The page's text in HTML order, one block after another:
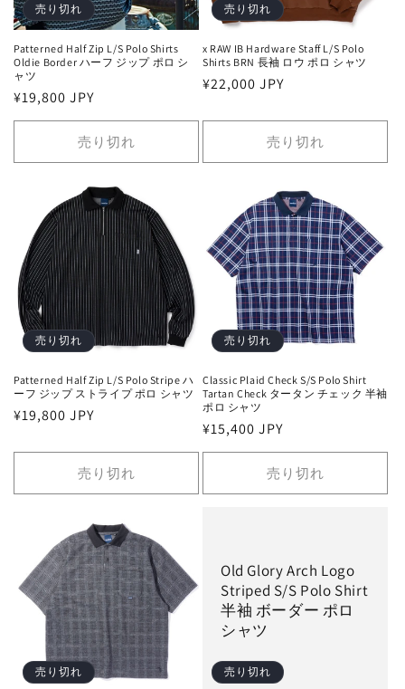
売り切れ
Patterned Half Zip L/S Polo Shirts
Oldie Border ハーフ ジップ ポロ シ
ャツ
通
常
格
¥19,800 JPY
売り切れ
売り切れ
x RAW IB Hardware Staff L/S Polo
Shirts BRN 長袖 ロウ ポロ シャツ
通
価
¥22,000 JPY
売り切れ
売り切れ
Patterned Half Zip L/S Polo Stripe ハ
ーフ ジップ ストライプ ポロ シャツ
通
価
¥19,800 JPY
売り切れ
売り切れ
Classic Plaid Check S/S Polo Shirt
Tartan Check タータン チェック 半袖
ポロ シャツ
通
常
格
¥15,400 JPY
売り切れ
売り切れ
Old Glory Arch Logo
Striped S/S Polo Shirt
半袖 ボーダー ポロ
シャツ
売り切れ